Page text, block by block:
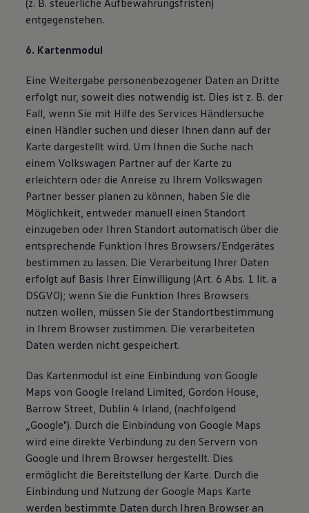
(z. B. steuerliche Aufbewahrungsfristen)
entgegenstehen.
6. Kartenmodul
Eine Weitergabe personenbezogener Daten an Dritte
erfolgt nur, soweit dies notwendig ist. Dies ist z. B. der
Fall, wenn Sie mit Hilfe des Services Händlersuche
einen Händler suchen und dieser Ihnen dann auf der
Karte dargestellt wird. Um Ihnen die Suche nach
einem Volkswagen Partner auf der Karte zu
erleichtern oder die Anreise zu Ihrem Volkswagen
Partner besser planen zu können, haben Sie die
Möglichkeit, entweder manuell einen Standort
einzugeben oder Ihren Standort automatisch über die
entsprechende Funktion Ihres Browsers/Endgerätes
bestimmen zu lassen. Die Verarbeitung Ihrer Daten
erfolgt auf Basis Ihrer Einwilligung (Art. 6 Abs. 1 lit. a
DSGVO); wenn Sie die Funktion Ihres Browsers
nutzen wollen, müssen Sie der Standortbestimmung
in Ihrem Browser zustimmen. Die verarbeiteten
Daten werden nicht gespeichert.
Das Kartenmodul ist eine Einbindung von Google
Maps von Google Ireland Limited, Gordon House,
Barrow Street, Dublin 4 Irland, (nachfolgend
„Google"). Durch die Einbindung von Google Maps
wird eine direkte Verbindung zu den Servern von
Google und Ihrem Browser hergestellt. Dies
ermöglicht die Bereitstellung der Karte. Durch die
Einbindung und Nutzung der Google Maps Karte
werden bestimmte Daten durch Ihren Browser an